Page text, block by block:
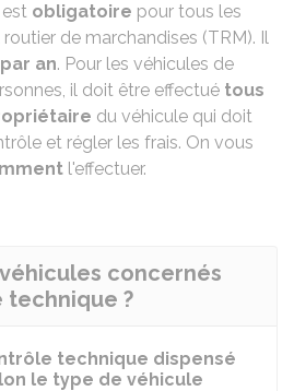
obligatoire pour tous les
de marchandises (TRM). Il
an. Pour les véhicules de
il doit être effectué tous
du véhicule qui doit
et régler les frais. On vous
l'effectuer.
concernés
?
technique dispensé
le type de véhicule